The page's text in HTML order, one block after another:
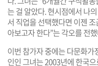
는 걸 알았다. 현시점에서 나
서 직업을 선택했다면 이젠
아보고자 한다”는 각오를 전
이번 참가자 중에는 다문화가
인인 그녀는 2003년에 한국